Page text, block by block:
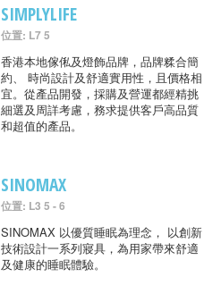
SIMPLYLIFE
位置: L7 5
香港本地傢俬及燈飾品牌，品牌糅合簡
約、 時尚設計及舒適實用性，且價格相
宜。從產品開發，採購及營運都經精挑
細選及周詳考慮，務求提供客戶高品質
和超值的產品。
SINOMAX
位置: L3 5 - 6
SINOMAX 以優質睡眠為理念， 以創新
技術設計一系列寢具，為用家帶來舒適
及健康的睡眠體驗。